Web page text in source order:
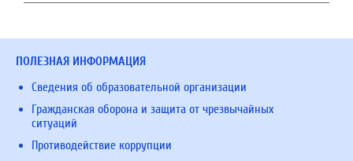
ПОЛЕЗНАЯ ИНФОРМАЦИЯ
Сведения об образовательной организации
Гражданская оборона и защита от чрезвычайных
ситуаций
Противодействие коррупции